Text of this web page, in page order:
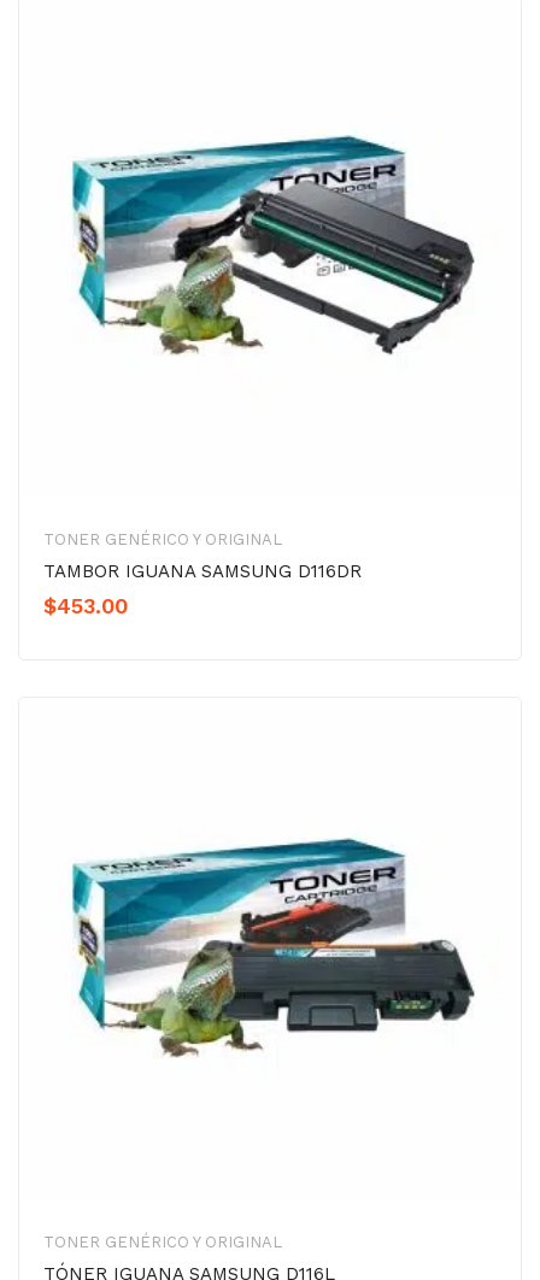
TONER GENÉRICO Y ORIGINAL
TAMBOR IGUANA SAMSUNG D116DR
$453.00
TONER GENÉRICO Y ORIGINAL
TÓNER IGUANA SAMSUNG D116L